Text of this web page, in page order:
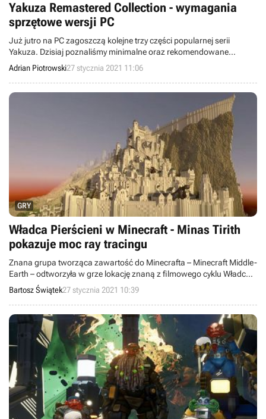
Yakuza Remastered Collection - wymagania
sprzętowe wersji PC
Już jutro na PC zagoszczą kolejne trzy części popularnej serii
Yakuza. Dzisiaj poznaliśmy minimalne oraz rekomendowane
wymagania sprzętowe.
Adrian Piotrowski27 stycznia 2021 11:06
GRY
Władca Pierścieni w Minecraft - Minas Tirith
pokazuje moc ray tracingu
Znana grupa tworząca zawartość do Minecrafta – Minecraft Middle-
Earth – odtworzyła w grze lokację znaną z filmowego cyklu Władca
Pierścieni. Kreacja prezentuje możliwości ray tracingu.
Bartosz Świątek27 stycznia 2021 10:39